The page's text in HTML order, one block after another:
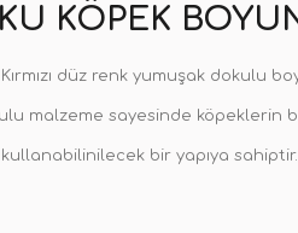
KÖPEK
düz renk yumuşak dokulu
malzeme sayesinde köpeklerin
bir yapıya